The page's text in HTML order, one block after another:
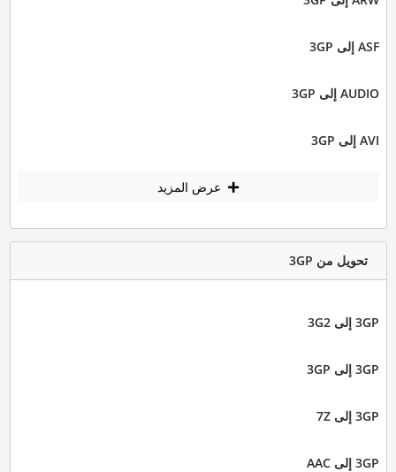
ASF إلى 3GP
AUDIO إلى 3GP
AVI إلى 3GP
عرض المزيد
تحويل من 3GP
3GP إلى 3G2
3GP إلى 3GP
3GP إلى 7Z
3GP إلى AAC